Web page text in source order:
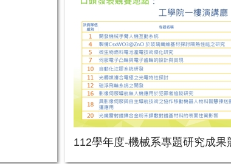
112學年度-機械系專題研究成果